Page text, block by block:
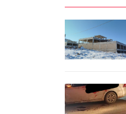
aranmakta olan toplam 252 şahıs
yakalandı. Yakalananlar arasında;
Adam öldürme suçundan 4 şahıs,
Hırsızlık suçundan 33 şahıs,